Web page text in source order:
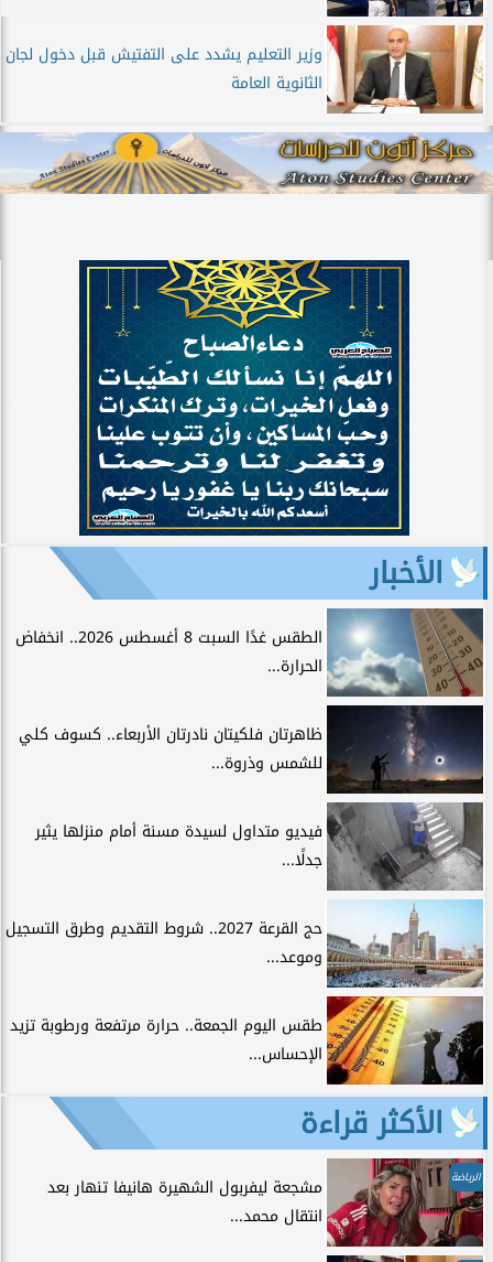
وزير التعليم يشدد على التفتيش قبل دخول لجان
الثانوية العامة
الأخبار
الطقس غدًا السبت 8 أغسطس 2026.. انخفاض
الحرارة...
ظاهرتان فلكيتان نادرتان الأربعاء.. كسوف كلي
للشمس وذروة...
فيديو متداول لسيدة مسنة أمام منزلها يثير
جدلًا...
حج القرعة 2027.. شروط التقديم وطرق التسجيل
وموعد...
طقس اليوم الجمعة.. حرارة مرتفعة ورطوبة تزيد
الإحساس...
الأكثر قراءة
الرياضة
مشجعة ليفربول الشهيرة هانيفا تنهار بعد
انتقال محمد...